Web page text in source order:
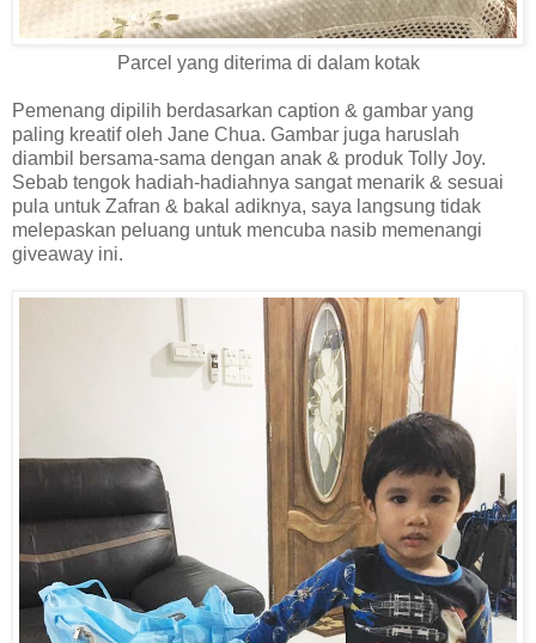
Parcel yang diterima di dalam kotak
Pemenang dipilih berdasarkan caption & gambar yang
paling kreatif oleh Jane Chua. Gambar juga haruslah
diambil bersama-sama dengan anak & produk Tolly Joy.
Sebab tengok hadiah-hadiahnya sangat menarik & sesuai
pula untuk Zafran & bakal adiknya, saya langsung tidak
melepaskan peluang untuk mencuba nasib memenangi
giveaway ini.